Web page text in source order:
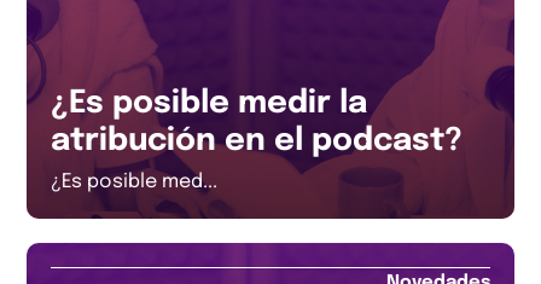
¿Es posible medir la
atribución en el podcast?
¿Es posible med...